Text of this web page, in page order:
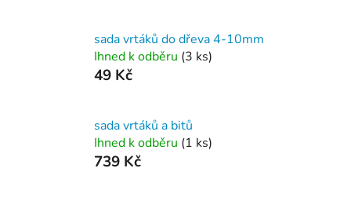
sada vrtáků do dřeva 4-10mm
Ihned k odběru (3 ks)
49 Kč
sada vrtáků a bitů
Ihned k odběru (1 ks)
739 Kč